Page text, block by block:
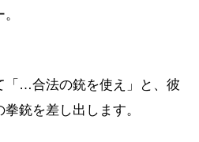
「…合法の銃を使え」と、彼
銃を差し出します。